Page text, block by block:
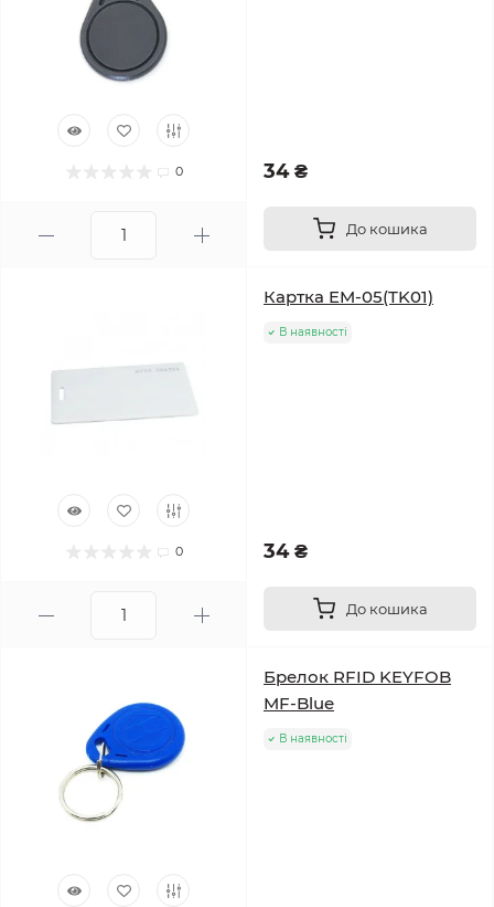
0 34 ₴
До кошика
0
Картка EM-05(TK01)
В наявності
34 ₴
До кошика
Брелок RFID KEYFOB
MF-Blue
В наявності